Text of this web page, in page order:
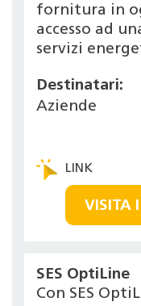
fornitura in
accesso ad
servizi
Destinatari:
Aziende
VISITA
SES OptiLine
Con SES